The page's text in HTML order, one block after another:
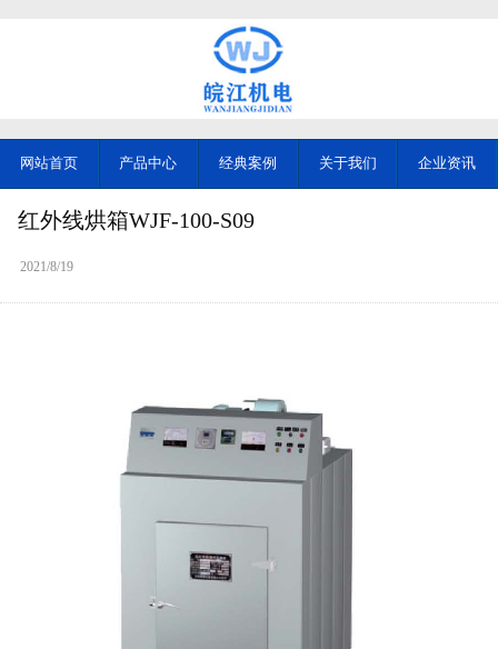
网站首页 产品中心 经典案例 关于我们 企业资讯
红外线烘箱WJF-100-S09
2021/8/19